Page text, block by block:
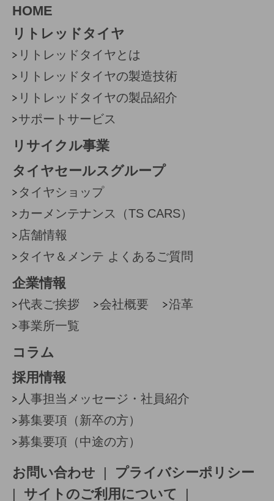
HOME
リトレッドタイヤ
リトレッドタイヤとは
リトレッドタイヤの製造技術
リトレッドタイヤの製品紹介
サポートサービス
リサイクル事業
タイヤセールスグループ
タイヤショップ
カーメンテナンス（TS CARS）
店舗情報
タイヤ＆メンテ よくあるご質問
企業情報
代表ご挨拶 会社概要
沿革
事業所一覧
コラム
採用情報
人事担当メッセージ・社員紹介
募集要項（新卒の方）
募集要項（中途の方）
お問い合わせ
プライバシーポリシー
サイトのご利用について